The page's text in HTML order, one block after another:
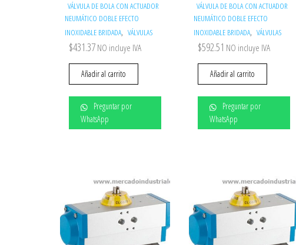
VÁLVULA DE BOLA CON ACTUADOR
NEUMÁTICO DOBLE EFECTO
INOXIDABLE BRIDADA, VÁLVULAS
$431.37 NO incluye IVA
Añadir al carrito
Preguntar por
WhatsApp
VÁLVULA DE BOLA CON ACTUADOR
NEUMÁTICO DOBLE EFECTO
INOXIDABLE BRIDADA, VÁLVULAS
$592.51 NO incluye IVA
Añadir al carrito
Preguntar por
WhatsApp